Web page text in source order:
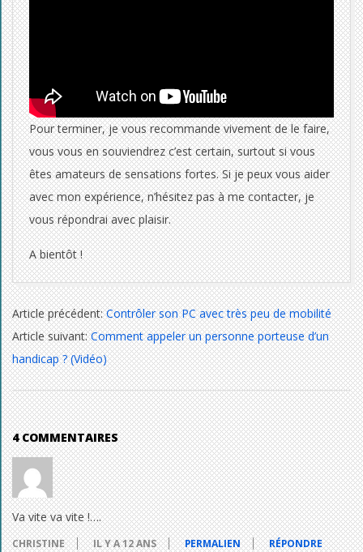
Pour terminer, je vous recommande vivement de le faire,
vous vous en souviendrez c’est certain, surtout si vous
êtes amateurs de sensations fortes. Si je peux vous aider
avec mon expérience, n’hésitez pas à me contacter, je
vous répondrai avec plaisir.
A bientôt !
2014-
10-
17
Article précédent:Contrôler son PC avec très peu de mobilité
Article suivant:Comment appeler un personne porteuse d’un
handicap ? (Vidéo)
4 COMMENTAIRES
Va vite va vite !….
CHRISTINE IL Y A 12 ANS PERMALIEN RÉPONDRE